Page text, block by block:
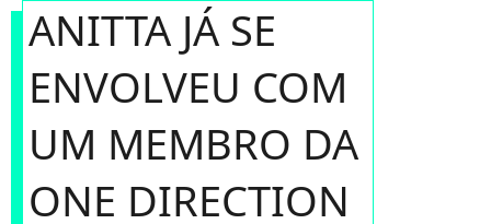
ANITTA JÁ SE
ENVOLVEU COM
UM MEMBRO DA
ONE DIRECTION